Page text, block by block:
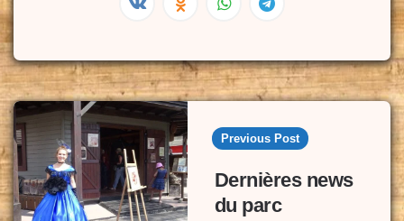
Post
navigation
Previous Post
Dernières news
du parc